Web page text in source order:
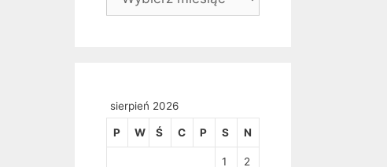
sierpień 2026
P W Ś C P S N
1 2